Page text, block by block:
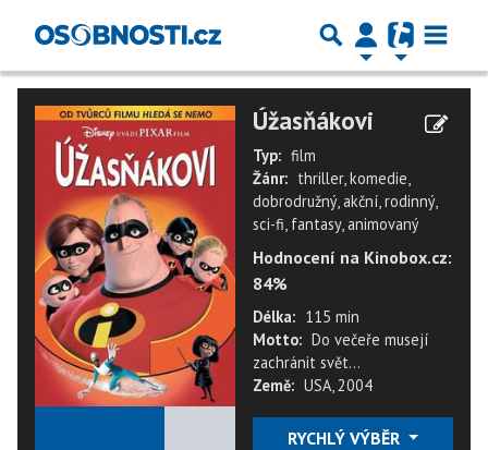
Úžasňákovi
Typ: film
Žánr: thriller, komedie,
dobrodružný, akční, rodinný,
sci-fi, fantasy, animovaný
Hodnocení na Kinobox.cz:
84%
Délka: 115 min
Motto: Do večeře musejí
zachránit svět...
Země: USA, 2004
RYCHLÝ VÝBĚR